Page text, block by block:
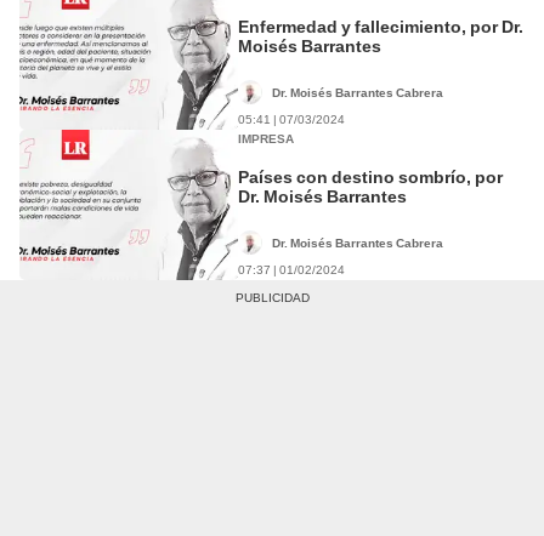
Enfermedad y fallecimiento, por Dr.
Moisés Barrantes
Dr. Moisés Barrantes Cabrera
05:41 | 07/03/2024
IMPRESA
Países con destino sombrío, por
Dr. Moisés Barrantes
Dr. Moisés Barrantes Cabrera
07:37 | 01/02/2024